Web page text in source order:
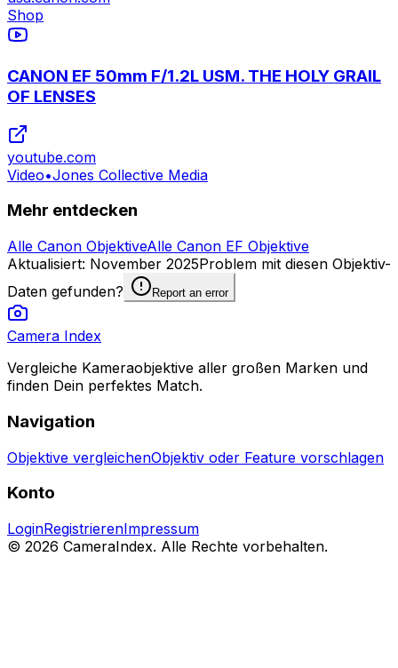
Shop
CANON EF 50mm F/1.2L USM. THE HOLY GRAIL
OF LENSES
youtube.com
Video•Jones Collective Media
Mehr entdecken
Alle Canon ObjektiveAlle Canon EF Objektive
Aktualisiert: November 2025Problem mit diesen Objektiv-
Daten gefunden?
Report an error
Camera Index
Vergleiche Kameraobjektive aller großen Marken und
finden Dein perfektes Match.
Navigation
Objektive vergleichenObjektiv oder Feature vorschlagen
Konto
LoginRegistrierenImpressum
© 2026 CameraIndex. Alle Rechte vorbehalten.